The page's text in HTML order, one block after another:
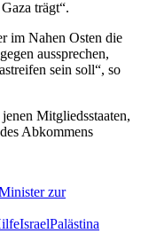
trägt“.
im Nahen Osten die
aussprechen,
sein soll“, so
Mitgliedsstaaten,
Abkommens
zur
IsraelPalästina